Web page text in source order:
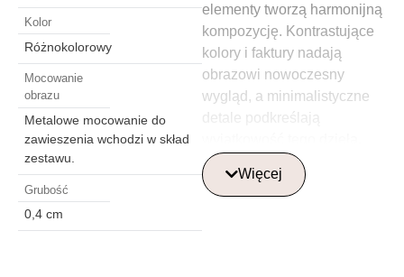
elementy tworzą harmonijną
kompozycję. Kontrastujące
kolory i faktury nadają
obrazowi nowoczesny
wygląd, a minimalistyczne
detale podkreślają
Ten obraz na szkle będzie
świetnym akcentem
Więcej
Kolor
Różnokolorowy
Mocowanie
obrazu
Metalowe mocowanie do
zawieszenia wchodzi w skład
zestawu.
Grubość
0,4 cm